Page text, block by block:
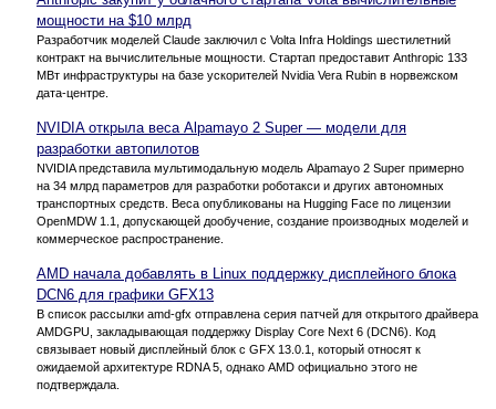
мощности на $10 млрд
Разработчик моделей Claude заключил с Volta Infra Holdings шестилетний
контракт на вычислительные мощности. Стартап предоставит Anthropic 133
МВт инфраструктуры на базе ускорителей Nvidia Vera Rubin в норвежском
дата-центре.
NVIDIA открыла веса Alpamayo 2 Super — модели для
разработки автопилотов
NVIDIA представила мультимодальную модель Alpamayo 2 Super примерно
на 34 млрд параметров для разработки роботакси и других автономных
транспортных средств. Веса опубликованы на Hugging Face по лицензии
OpenMDW 1.1, допускающей дообучение, создание производных моделей и
коммерческое распространение.
AMD начала добавлять в Linux поддержку дисплейного блока
DCN6 для графики GFX13
В список рассылки amd-gfx отправлена серия патчей для открытого драйвера
AMDGPU, закладывающая поддержку Display Core Next 6 (DCN6). Код
связывает новый дисплейный блок с GFX 13.0.1, который относят к
ожидаемой архитектуре RDNA 5, однако AMD официально этого не
подтверждала.